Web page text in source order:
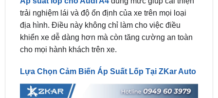
khiển xe dễ dàng hơn mà còn tăng cường an toàn
cho mọi hành khách trên xe.
Lựa Chọn Cảm Biến Áp Suất Lốp Tại ZKar Auto